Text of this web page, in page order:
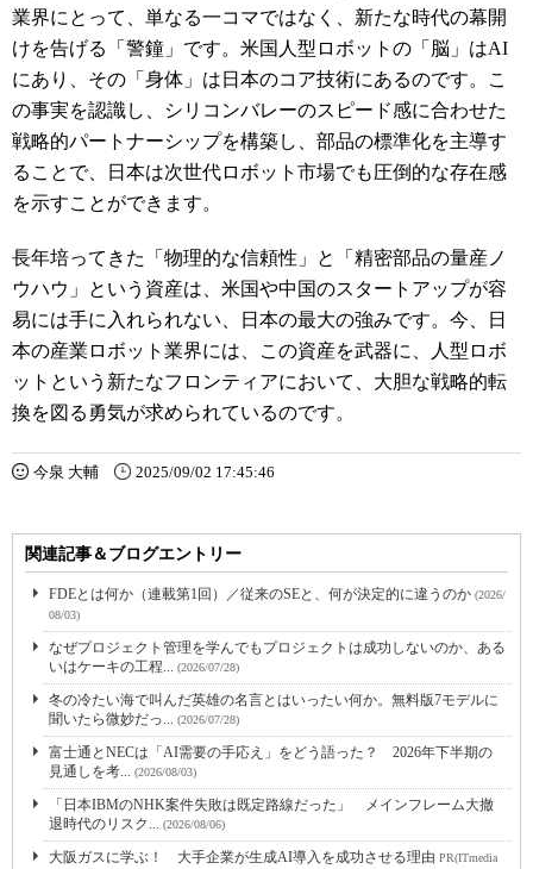
業界にとって、単なる一コマではなく、新たな時代の幕開
けを告げる「警鐘」です。米国人型ロボットの「脳」はAI
にあり、その「身体」は日本のコア技術にあるのです。こ
の事実を認識し、シリコンバレーのスピード感に合わせた
戦略的パートナーシップを構築し、部品の標準化を主導す
ることで、日本は次世代ロボット市場でも圧倒的な存在感
を示すことができます。
長年培ってきた「物理的な信頼性」と「精密部品の量産ノ
ウハウ」という資産は、米国や中国のスタートアップが容
易には手に入れられない、日本の最大の強みです。今、日
本の産業ロボット業界には、この資産を武器に、人型ロボ
ットという新たなフロンティアにおいて、大胆な戦略的転
換を図る勇気が求められているのです。
今泉 大輔 2025/09/02 17:45:46
関連記事＆ブログエントリー
FDEとは何か（連載第1回）／従来のSEと、何が決定的に違うのか (2026/
08/03)
なぜプロジェクト管理を学んでもプロジェクトは成功しないのか、ある
いはケーキの工程... (2026/07/28)
冬の冷たい海で叫んだ英雄の名言とはいったい何か。無料版7モデルに
聞いたら微妙だっ... (2026/07/28)
富士通とNECは「AI需要の手応え」をどう語った？ 2026年下半期の
見通しを考... (2026/08/03)
「日本IBMのNHK案件失敗は既定路線だった」 メインフレーム大撤
退時代のリスク... (2026/08/06)
大阪ガスに学ぶ！ 大手企業が生成AI導入を成功させる理由 PR(ITmedia